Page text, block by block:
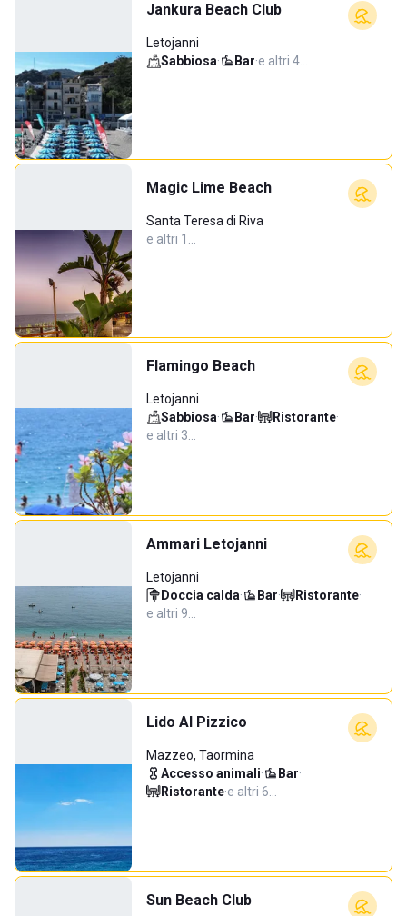
Jankura Beach Club
Letojanni
Sabbiosa· Bar·e altri 4…
Magic Lime Beach
Santa Teresa di Riva
e altri 1…
Flamingo Beach
Letojanni
Sabbiosa· Bar· Ristorante·
e altri 3…
Ammari Letojanni
Letojanni
Doccia calda· Bar· Ristorante·
e altri 9…
Lido Al Pizzico
Mazzeo, Taormina
Accesso animali· Bar·
Ristorante·e altri 6…
Sun Beach Club